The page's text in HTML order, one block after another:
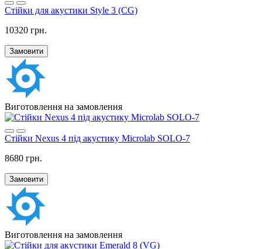
Стійки для акустики Style 3 (CG)
10320 грн.
Замовити
Виготовлення на замовлення
Стійки Nexus 4 під акустику Microlab SOLO-7
8680 грн.
Замовити
Виготовлення на замовлення